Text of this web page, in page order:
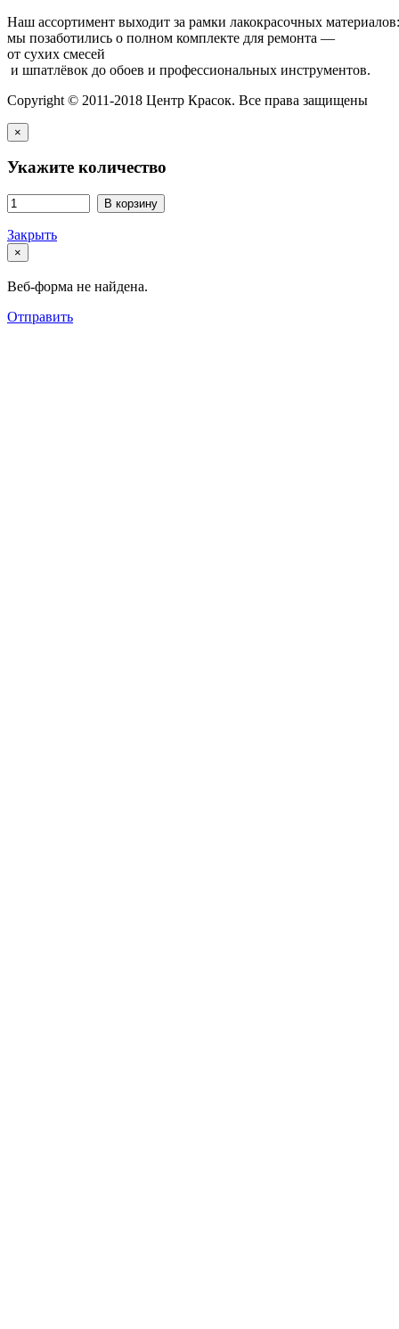
Наш ассортимент выходит за рамки лакокрасочных
мы позаботились о полном комплекте для ремонта —
от сухих смесей
и шпатлёвок до обоев и профессиональных инструментов.
Copyright © 2011-2018 Центр Красок. Все права защищены
×
Укажите количество
В корзину
Закрыть
×
Веб-форма не найдена.
Отправить